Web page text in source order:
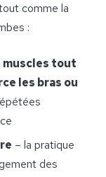
comme la
:
muscles tout
les bras ou
– la pratique
des